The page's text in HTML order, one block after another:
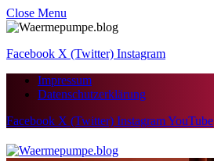
Close Menu
Facebook X (Twitter) Instagram
Impressum
Datenschutzerklärung
Facebook X (Twitter) InstagramYouTube